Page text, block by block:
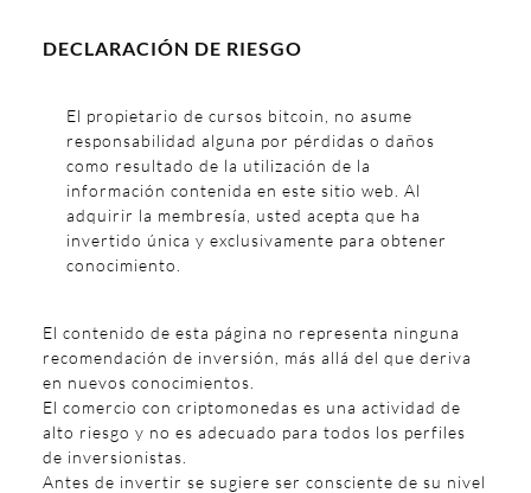
DECLARACIÓN DE RIESGO
El propietario de cursos bitcoin, no asume
responsabilidad alguna por pérdidas o daños
como resultado de la utilización de la
información contenida en este sitio web. Al
adquirir la membresía, usted acepta que ha
invertido única y exclusivamente para obtener
conocimiento.
El contenido de esta página no representa ninguna
recomendación de inversión, más allá del que deriva
en nuevos conocimientos.
El comercio con criptomonedas es una actividad de
alto riesgo y no es adecuado para todos los perfiles
de inversionistas.
Antes de invertir se sugiere ser consciente de su nivel